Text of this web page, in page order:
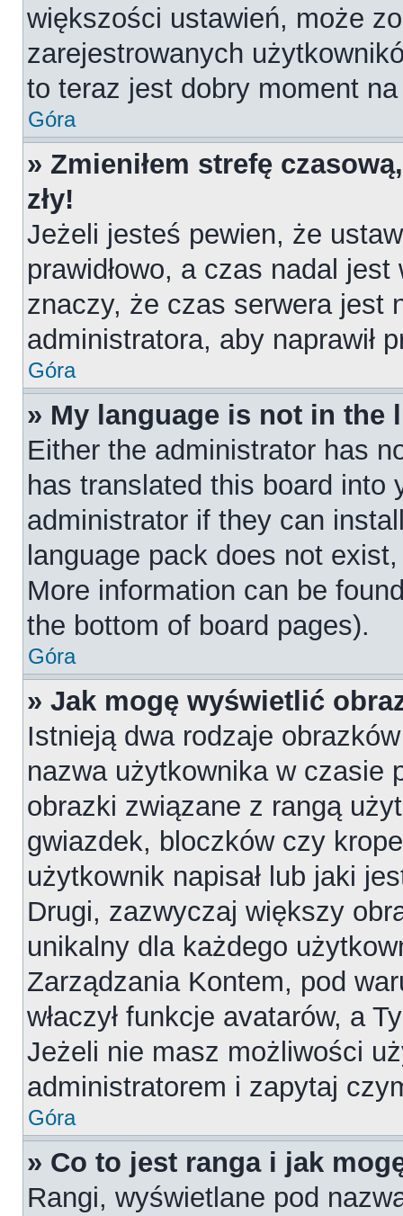
większości ustawień, może
zarejestrowanych
to teraz jest dobry moment
Góra
» Zmieniłem strefę
zły!
Jeżeli jesteś pewien, że
prawidłowo, a czas nadal
znaczy, że czas serwera jest
administratora, aby naprawił
Góra
» My language is not in the
Either the administrator has
has translated this board into
administrator if they can
language pack does not
More information can be
the bottom of board pages).
Góra
» Jak mogę wyświetlić
Istnieją dwa rodzaje
nazwa użytkownika w czasie
obrazki związane z rangą
gwiazdek, bloczków czy
użytkownik napisał lub jaki
Drugi, zazwyczaj większy
unikalny dla każdego
Zarządzania Kontem, pod
właczył funkcje avatarów, a
Jeżeli nie masz możliwości
administratorem i zapytaj
Góra
» Co to jest ranga i jak
Rangi, wyświetlane pod